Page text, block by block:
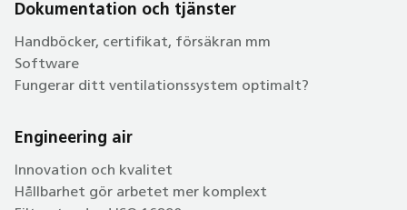
Dokumentation och tjänster
Handböcker, certifikat, försäkran mm
Software
Fungerar ditt ventilationssystem optimalt?
Engineering air
Innovation och kvalitet
Hållbarhet gör arbetet mer komplext